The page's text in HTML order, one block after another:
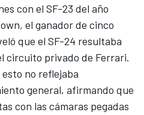
con el SF-23 del año
el ganador de cinco
que el SF-24 resultaba
circuito privado de Ferrari.
no reflejaba
general, afirmando que
con las cámaras pegadas